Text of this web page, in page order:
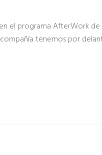
el programa AfterWork
tenemos por